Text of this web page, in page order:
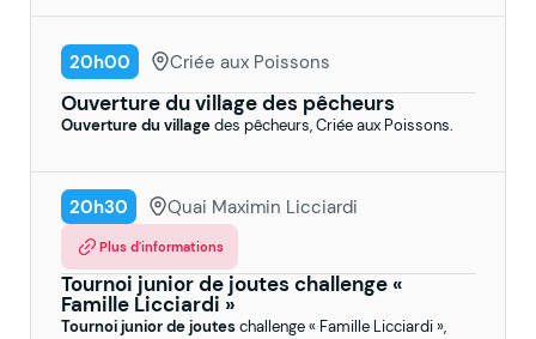
20h00 Criée aux Poissons
Ouverture du village des pêcheurs
Ouverture du villagedes pêcheurs, Criée aux Poissons.
20h30 Quai Maximin Licciardi
Plus d'informations
Tournoi junior de joutes challenge «
Famille Licciardi »
Tournoi junior de jouteschallenge « Famille Licciardi »,